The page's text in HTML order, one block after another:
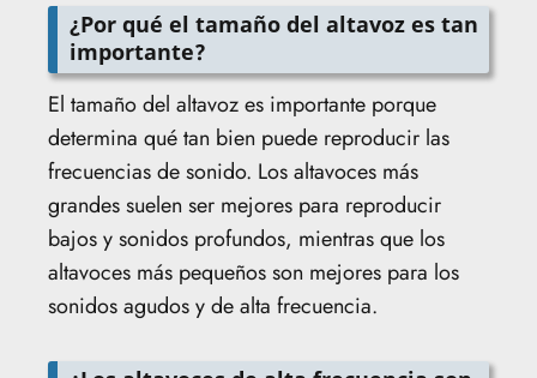
¿Por qué el tamaño del altavoz es tan
importante?
El tamaño del altavoz es importante porque
determina qué tan bien puede reproducir las
frecuencias de sonido. Los altavoces más
grandes suelen ser mejores para reproducir
bajos y sonidos profundos, mientras que los
altavoces más pequeños son mejores para los
sonidos agudos y de alta frecuencia.